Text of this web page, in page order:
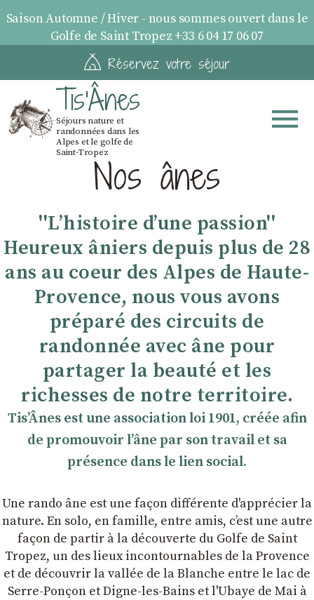
Saison Automne / Hiver - nous sommes ouvert dans le
Golfe de Saint Tropez +33 6 04 17 06 07
Réservez votre séjour
Tis'Ânes
Séjours nature et
randonnées dans les
Alpes et le golfe de
Saint-TropezNos ânes
''Lʼhistoire dʼune passion''
Heureux âniers depuis plus de 28
ans au coeur des Alpes de Haute-
Provence, nous vous avons
préparé des circuits de
randonnée avec âne pour
partager la beauté et les
richesses de notre territoire.
TisʼÂnes est une association loi 1901, créée afin
de promouvoir lʼâne par son travail et sa
présence dans le lien social.
Une rando âne est une façon différente d'apprécier la
nature. En solo, en famille, entre amis, cʼest une autre
façon de partir à la découverte du Golfe de Saint
Tropez, un des lieux incontournables de la Provence
et de découvrir la vallée de la Blanche entre le lac de
Serre-Ponçon et Digne-les-Bains et l'Ubaye de Mai à